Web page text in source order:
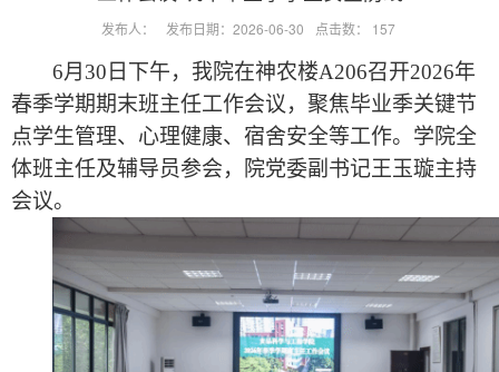
发布人： 发布日期：2026-06-30 点击数： 157
6月 30 日下午，我院在神农楼A206召开2026年
春季学期期末班主任工作会议，聚焦毕业季关键节
点学生管理、心理健康、宿舍安全等工作。学院全
体班主任及辅导员参会，院党委副书记王玉璇主持
会议。